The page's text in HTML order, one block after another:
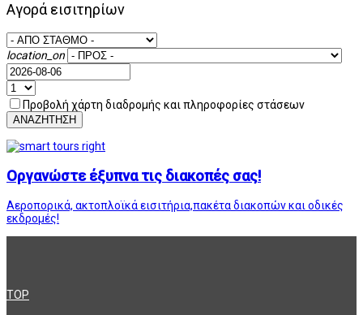
Αγορά εισιτηρίων
location_on
Προβολή χάρτη διαδρομής και πληροφορίες στάσεων
ΑΝΑΖΗΤΗΣΗ
Οργανώστε έξυπνα τις διακοπές σας!
Αεροπορικά, ακτοπλοϊκά εισιτήρια,πακέτα διακοπών και οδικές
εκδρομές!
TOP